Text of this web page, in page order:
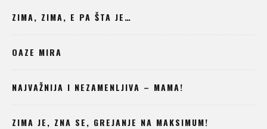
ZIMA, ZIMA, E PA ŠTA JE…
OAZE MIRA
NAJVAŽNIJA I NEZAMENLJIVA – MAMA!
ZIMA JE, ZNA SE, GREJANJE NA MAKSIMUM!